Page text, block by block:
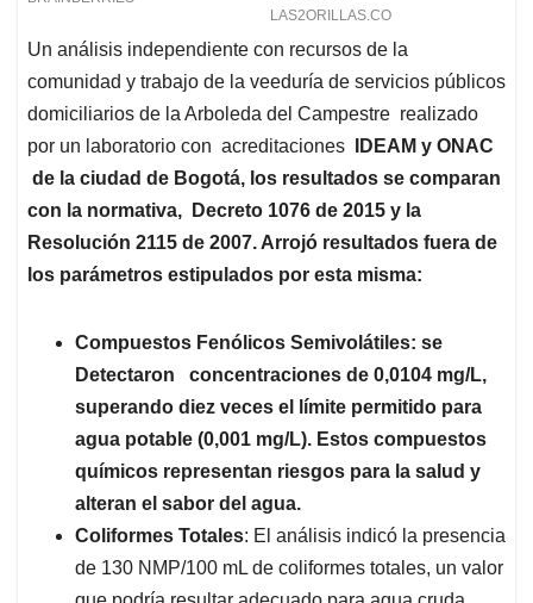
Un análisis independiente con recursos de la
comunidad y trabajo de la veeduría de servicios públicos
domiciliarios de la Arboleda del Campestre realizado
por un laboratorio con acreditaciones
IDEAM y ONAC
de la ciudad de Bogotá, los resultados se comparan
con la normativa, Decreto 1076 de 2015 y la
Resolución 2115 de 2007. Arrojó resultados fuera de
los parámetros estipulados por esta misma:
Compuestos Fenólicos Semivolátiles: se
Detectaron concentraciones de 0,0104 mg/L,
superando diez veces el límite permitido para
agua potable (0,001 mg/L). Estos compuestos
químicos representan riesgos para la salud y
alteran el sabor del agua.
Coliformes Totales: El análisis indicó la presencia
de 130 NMP/100 mL de coliformes totales, un valor